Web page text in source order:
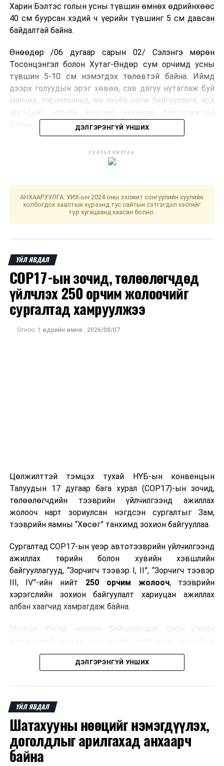
Харин Бэлтэс голын усны түвшин өмнөх өдрийнхөөс
40 см буурсан хэдий ч үерийн түвшинг 5 см давсан
байдалтай байна.
Өнөөдөр /06 дугаар сарын 02/ Сэлэнгэ мөрөн
Тосонцэнгэл болон Хутаг-Өндөр сум орчимд усны
түвшин 5-10 см нэмэгдэх төлөвтэй байна. Иймд
дээрх голуудын эрэг хөвөө, сав дагуу нутаглаж буй
малчид, тариаланчид, аж ахуйн нэгж байгууллага, ард
байхыг сэрэмжлүүлж байна.
Илэрсэн зөрчлийг газар дээр нь арилгуулах арга
Л.Чинбат: Хүн сонирхож, сэтгэл зүрхээ зориулсан
зүйлдээ л амжилт гаргадаг
ДЭЛГЭРЭНГҮЙ УНШИХ
СУРТАЛЧИЛГАА
АНХААРУУЛГА: УИХ-ын 2024 оны ээлжит сонгуулийн хуулийн
холбогдох заалтын хүрээнд тус сайтын сэтгэгдэл хэсгийг
түр хугацаанд хаасан болно.
ҮЙЛ ЯВДАЛ
COP17-ын зочид, төлөөлөгчдөд
үйлчлэх 250 орчим жолоочийг
сургалтад хамруулжээ
Огноо: 1 өдрийн өмнө , 2026/08/07
Цөлжилттэй тэмцэх тухай НҮБ-ын конвенцын
Талуудын 17 дугаар бага хурал (COP17)-ын зочид,
төлөөлөгчдийн тээврийн үйлчилгээнд ажиллах
жолооч нарт зориулсан нэгдсэн сургалтыг Зам,
тээврийн яамны “Хөсөг” танхимд зохион байгууллаа.
Сургалтад COP17-ын үеэр автотээврийн үйлчилгээнд
ажиллах төрийн болон хувийн хэвшлийн
байгууллагууд, “Зорчигч тээвэр I, II”, “Зорчигч тээвэр
III, IV”-ийн нийт 250 орчим жолооч, тээврийн
хэрэгслийн зохион байгуулалт хариуцан ажиллах
албан хаагчид хамрагдаж байна.
Монгол Улсад зохион байгуулагдах олон улсын
зочид, төлөөлөгчдөд аюулгүй, шуурхай, соёлтой,
мэргэжлийн түвшинд тээврийн үйлчилгээ үзүүлэх
зохион байгуулалтын онцлог, зочид, төлөөлөгчдийн
ангилал, үйлчилгээний стандарт, жолооч нарын үүрэг
хариуцлага, сахилга бат, үйлчилгээний соёл, ёс зүй,
мэргэжлийн харилцааны талаар нэгдсэн мэдээлэл
өгчээ.
ДЭЛГЭРЭНГҮЙ УНШИХ
ҮЙЛ ЯВДАЛ
Шатахууны нөөцийг нэмэгдүүлэх,
доголдлыг арилгахад анхаарч
байна